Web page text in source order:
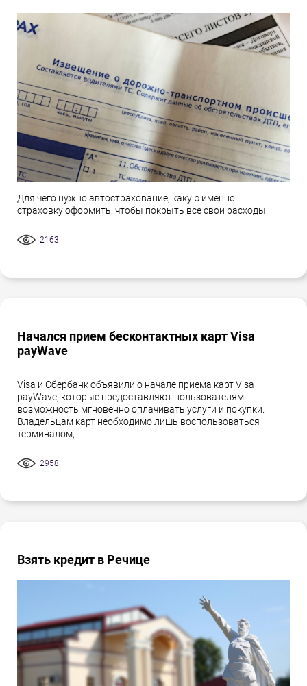
Для чего нужно автострахование, какую именно
страховку оформить, чтобы покрыть все свои расходы.
2163
Начался прием бесконтактных карт Visa
payWave
Visa и Сбербанк объявили о начале приема карт Visa
payWave, которые предоставляют пользователям
возможность мгновенно оплачивать услуги и покупки.
Владельцам карт необходимо лишь воспользоваться
терминалом,
2958
Взять кредит в Речице